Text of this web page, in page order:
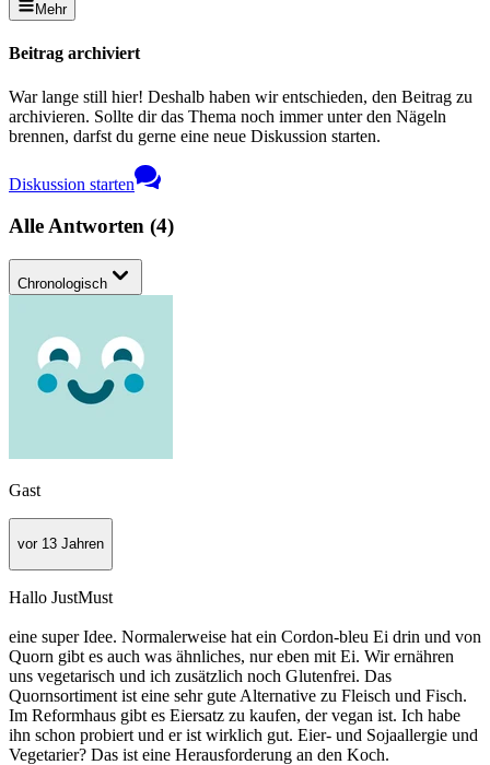
Mehr
Beitrag archiviert
War lange still hier! Deshalb haben wir entschieden, den Beitrag zu
archivieren. Sollte dir das Thema noch immer unter den Nägeln
brennen, darfst du gerne eine neue Diskussion starten.
Diskussion starten
Alle Antworten (4)
Chronologisch
Gast
vor 13 Jahren
Hallo JustMust
eine super Idee. Normalerweise hat ein Cordon-bleu Ei drin und von
Quorn gibt es auch was ähnliches, nur eben mit Ei. Wir ernähren
uns vegetarisch und ich zusätzlich noch Glutenfrei. Das
Quornsortiment ist eine sehr gute Alternative zu Fleisch und Fisch.
Im Reformhaus gibt es Eiersatz zu kaufen, der vegan ist. Ich habe
ihn schon probiert und er ist wirklich gut. Eier- und Sojaallergie und
Vegetarier? Das ist eine Herausforderung an den Koch.